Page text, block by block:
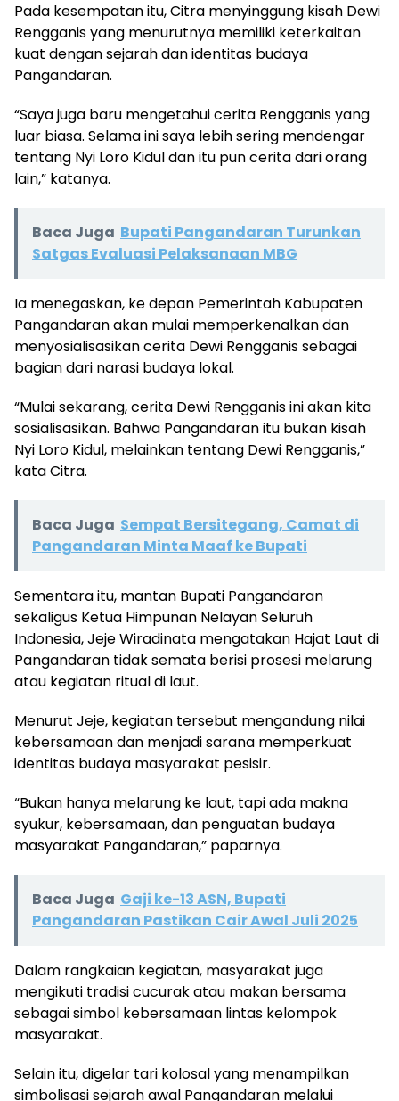
Pada kesempatan itu, Citra menyinggung kisah Dewi
Rengganis yang menurutnya memiliki keterkaitan
kuat dengan sejarah dan identitas budaya
Pangandaran.
“Saya juga baru mengetahui cerita Rengganis yang
luar biasa. Selama ini saya lebih sering mendengar
tentang Nyi Loro Kidul dan itu pun cerita dari orang
lain,” katanya.
Baca Juga Bupati Pangandaran Turunkan
Satgas Evaluasi Pelaksanaan MBG
Ia menegaskan, ke depan Pemerintah Kabupaten
Pangandaran akan mulai memperkenalkan dan
menyosialisasikan cerita Dewi Rengganis sebagai
bagian dari narasi budaya lokal.
“Mulai sekarang, cerita Dewi Rengganis ini akan kita
sosialisasikan. Bahwa Pangandaran itu bukan kisah
Nyi Loro Kidul, melainkan tentang Dewi Rengganis,”
kata Citra.
Baca Juga Sempat Bersitegang, Camat di
Pangandaran Minta Maaf ke Bupati
Sementara itu, mantan Bupati Pangandaran
sekaligus Ketua Himpunan Nelayan Seluruh
Indonesia, Jeje Wiradinata mengatakan Hajat Laut di
Pangandaran tidak semata berisi prosesi melarung
atau kegiatan ritual di laut.
Menurut Jeje, kegiatan tersebut mengandung nilai
kebersamaan dan menjadi sarana memperkuat
identitas budaya masyarakat pesisir.
“Bukan hanya melarung ke laut, tapi ada makna
syukur, kebersamaan, dan penguatan budaya
masyarakat Pangandaran,” paparnya.
Baca Juga Gaji ke-13 ASN, Bupati
Pangandaran Pastikan Cair Awal Juli 2025
Dalam rangkaian kegiatan, masyarakat juga
mengikuti tradisi cucurak atau makan bersama
sebagai simbol kebersamaan lintas kelompok
masyarakat.
Selain itu, digelar tari kolosal yang menampilkan
simbolisasi sejarah awal Pangandaran melalui